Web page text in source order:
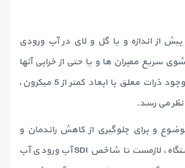
از اندازه و یا گل و لای در آب ورودی
سریع ممبران ها و یا حتی از خرابی آنها
می شود. حتی با وجود ذرات معلق با ابعاد کمتر از 5 میکرون،
می رسد.
و برای جلوگیری از کاهش راندمان و
زمان خاموشی دستگاه، لازمست تا شاخص SDI آب ورودی آب